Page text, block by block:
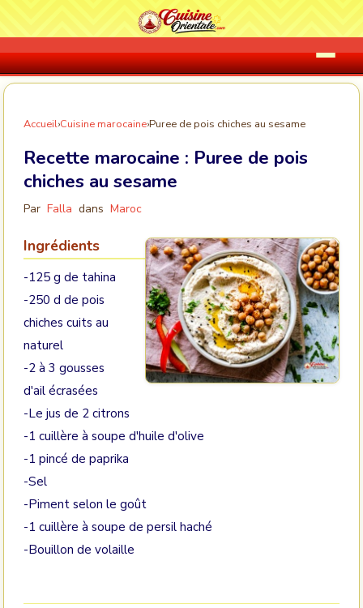
Accueil›Cuisine marocaine›Puree de pois chiches au sesame
Recette marocaine : Puree de pois
chiches au sesame
Par Falla dans Maroc
Ingrédients
-125 g de tahina
-250 d de pois
chiches cuits au
naturel
-2 à 3 gousses
d'ail écrasées
-Le jus de 2 citrons
-1 cuillère à soupe d'huile d'olive
-1 pincé de paprika
-Sel
-Piment selon le goût
-1 cuillère à soupe de persil haché
-Bouillon de volaille